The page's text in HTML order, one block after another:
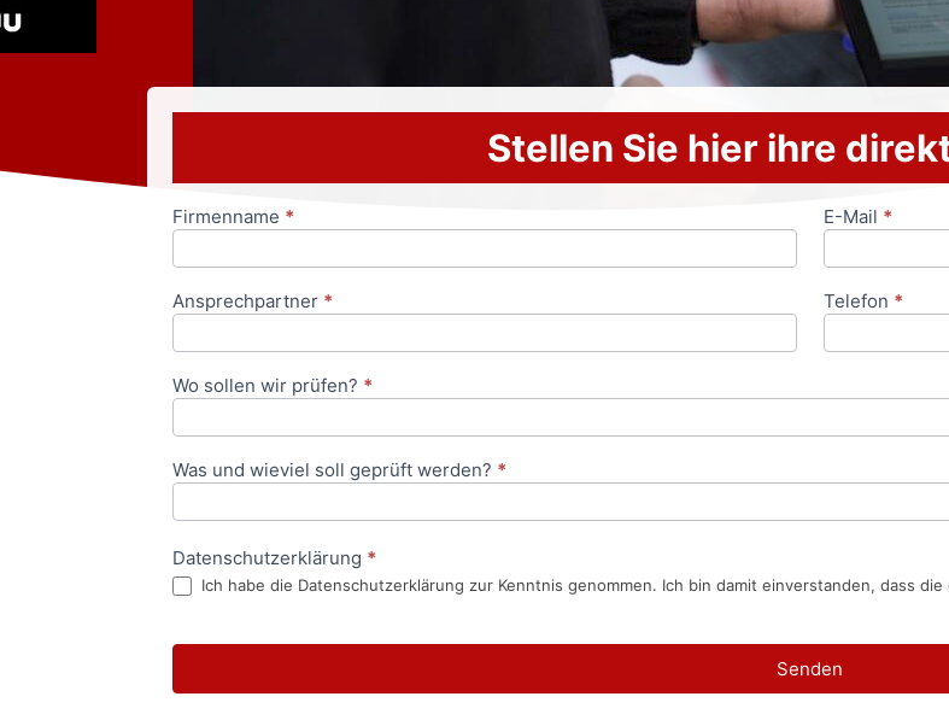
Stellen Sie hier ihre
Anfrageformular
Firmenname * E-Mail *
Ansprechpartner * Telefon *
Wo sollen wir prüfen? *
Was und wieviel soll geprüft werden? *
Datenschutzerklärung *
Ich habe die Datenschutzerklärung zur Kenntnis genommen. Ich bin damit einverstanden, dass
Senden